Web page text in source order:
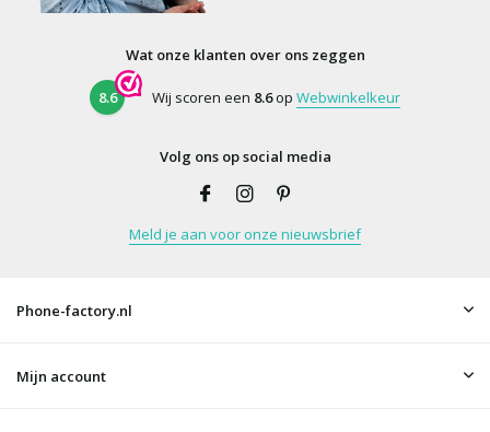
Wat onze klanten over ons zeggen
8.6 Wij scoren een 8.6op Webwinkelkeur
Volg ons op social media
Meld je aan voor onze nieuwsbrief
Phone-factory.nl
Mijn account